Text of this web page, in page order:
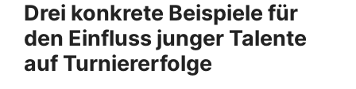
Drei konkrete Beispiele für
den Einfluss junger Talente
auf Turniererfolge